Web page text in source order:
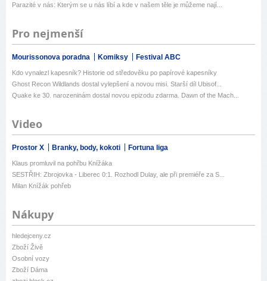
Parazité v nás: Kterým se u nás líbí a kde v našem těle je můžeme nají...
Pro nejmenší
Mourissonova poradna Komiksy Festival ABC
Kdo vynalezl kapesník? Historie od středověku po papírové kapesníky
Ghost Recon Wildlands dostal vylepšení a novou misi. Starší díl Ubisof...
Quake ke 30. narozeninám dostal novou epizodu zdarma. Dawn of the Mach...
Video
Prostor X Branky, body, kokoti Fortuna liga
Klaus promluvil na pohřbu Knížáka
SESTŘIH: Zbrojovka - Liberec 0:1. Rozhodl Dulay, ale při premiéře za S...
Milan Knížák pohřeb
Nákupy
hledejceny.cz
Zboží Živě
Osobní vozy
Zboží Dáma